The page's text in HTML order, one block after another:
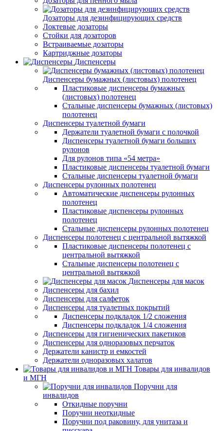
Дозаторы для дезинфицирующих средств
Локтевые дозаторы
Стойки для дозаторов
Встраиваемые дозаторы
Картриджные дозаторы
Диспенсеры
Диспенсеры бумажных (листовых) полотенец
Пластиковые диспенсеры бумажных
(листовых) полотенец
Стальные диспенсеры бумажных (листовых)
полотенец
Диспенсеры туалетной бумаги
Держатели туалетной бумаги с полочкой
Диспенсеры туалетной бумаги больших
рулонов
Для рулонов типа «54 метра»
Пластиковые диспенсеры туалетной бумаги
Стальные диспенсеры туалетной бумаги
Диспенсеры рулонных полотенец
Автоматические диспенсеры рулонных
полотенец
Пластиковые диспенсеры рулонных
полотенец
Стальные диспенсеры рулонных полотенец
Диспенсеры полотенец с центральной вытяжкой
Пластиковые диспенсеры полотенец с
центральной вытяжкой
Стальные диспенсеры полотенец с
центральной вытяжкой
Диспенсеры для масок
Диспенсеры для бахил
Диспенсеры для салфеток
Диспенсеры для туалетных покрытий
Диспенсеры подкладок 1/2 сложения
Диспенсеры подкладок 1/4 сложения
Диспенсеры для гигиенических пакетиков
Диспенсеры для одноразовых перчаток
Держатели канистр и емкостей
Держатели одноразовых халатов
Товары для инвалидов
и МГН
Поручни для
инвалидов
Откидные поручни
Поручни неоткидные
Поручни под раковину, для унитаза и